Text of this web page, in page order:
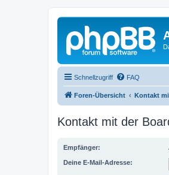
Schnellzugriff FAQ
Foren-Übersicht Kontakt
Kontakt mit der
Empfänger:
Deine E-Mail-Adresse: